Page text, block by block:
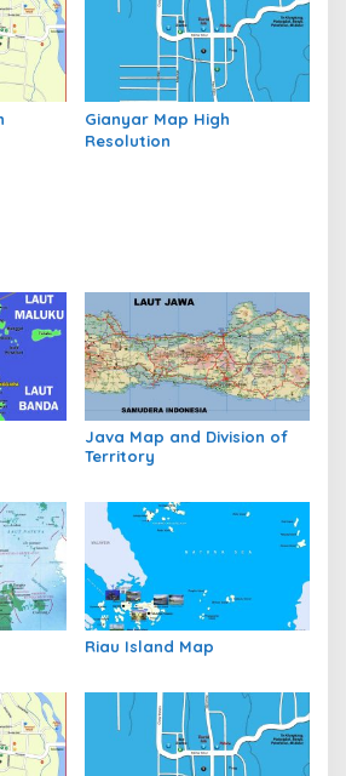
Gianyar Map High
Resolution
Java Map and Division of
Territory
Riau Island Map